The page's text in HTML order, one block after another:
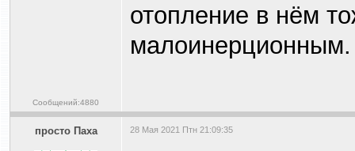
Сообщений:4880
отопление в нём
малоинерционным.
просто Паха 28 Мая 2021 Птн 21:09:35